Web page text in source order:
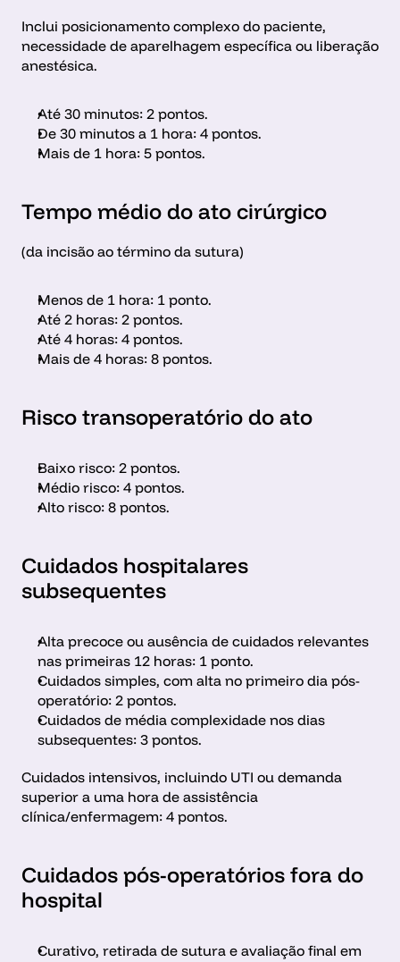
Inclui posicionamento complexo do paciente,
necessidade de aparelhagem específica ou liberação
anestésica.
Até 30 minutos: 2 pontos.
De 30 minutos a 1 hora: 4 pontos.
Mais de 1 hora: 5 pontos.
Tempo médio do ato cirúrgico
(da incisão ao término da sutura)
Menos de 1 hora: 1 ponto.
Até 2 horas: 2 pontos.
Até 4 horas: 4 pontos.
Mais de 4 horas: 8 pontos.
Risco transoperatório do ato
Baixo risco: 2 pontos.
Médio risco: 4 pontos.
Alto risco: 8 pontos.
Cuidados hospitalares
subsequentes
Alta precoce ou ausência de cuidados relevantes
nas primeiras 12 horas: 1 ponto.
Cuidados simples, com alta no primeiro dia pós-
operatório: 2 pontos.
Cuidados de média complexidade nos dias
subsequentes: 3 pontos.
Cuidados intensivos, incluindo UTI ou demanda
superior a uma hora de assistência
clínica/enfermagem: 4 pontos.
Cuidados pós-operatórios fora do
hospital
Curativo, retirada de sutura e avaliação final em